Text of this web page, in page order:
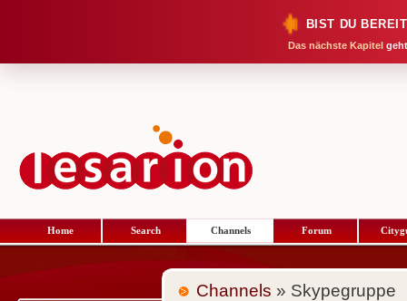
BIST DU
Das nächste Kapitel
Home Search Channels Forum
Channels » Skypegruppe